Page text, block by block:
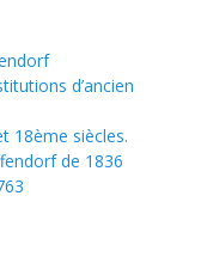
d’ancien
18ème siècles.
de 1836